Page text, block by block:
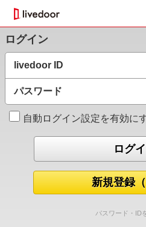
ログイン
livedoor ID
パスワード
自動ログイン設定を有効に
新規登録
パスワード・ID